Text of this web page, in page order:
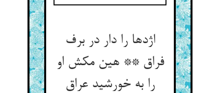
اژدها را دار در برف
فراق ** هین مکش او
را به خورشید عراق